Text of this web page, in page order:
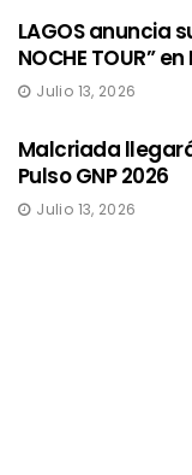
LAGOS anuncia
NOCHE TOUR”
Julio 13, 2026
Malcriada
Pulso GNP 2026
Julio 13, 2026